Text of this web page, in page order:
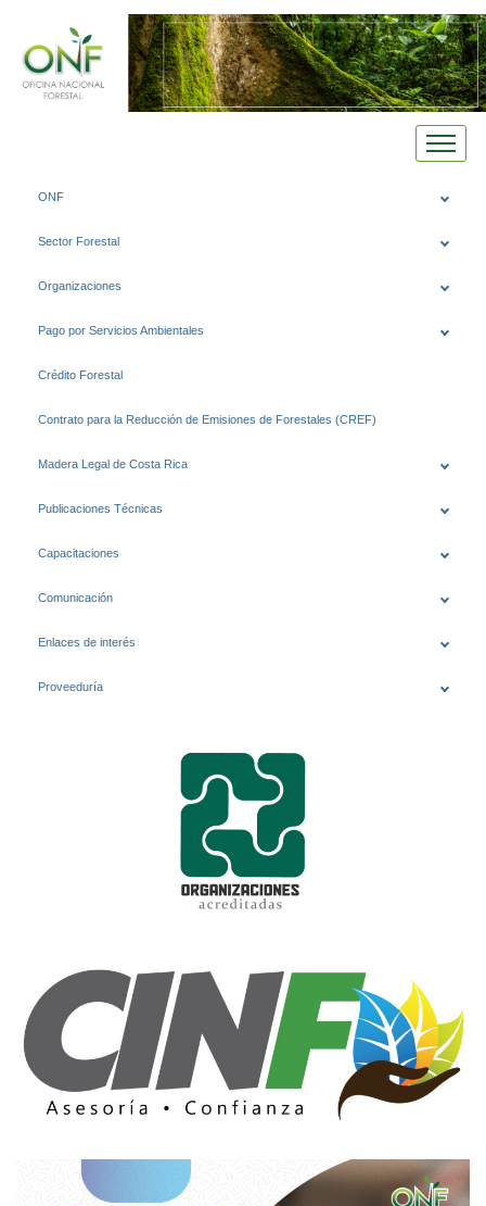
ONF
Sector Forestal
Organizaciones
Pago por Servicios Ambientales
Crédito Forestal
Contrato para la Reducción de Emisiones de Forestales (CREF)
Madera Legal de Costa Rica
Publicaciones Técnicas
Capacitaciones
Comunicación
Enlaces de interés
Proveeduría